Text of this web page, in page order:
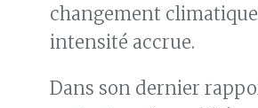
changement
intensité accrue.
Dans son dernier